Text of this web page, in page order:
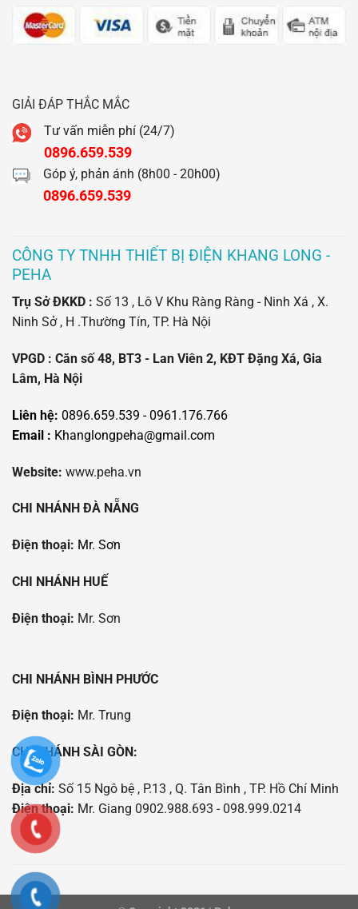
GIẢI ĐÁP THẮC MẮC
Tư vấn miễn phí (24/7)
0896.659.539
Góp ý, phản ánh (8h00 - 20h00)
0896.659.539
CÔNG TY TNHH THIẾT BỊ ĐIỆN KHANG LONG -
PEHA
Trụ Sở ĐKKD : Số 13 , Lô V Khu Ràng Ràng - Ninh Xá , X.
Ninh Sở , H .Thường Tín, TP. Hà Nội
VPGD : Căn số 48, BT3 - Lan Viên 2, KĐT Đặng Xá, Gia
Lâm, Hà Nội
Liên hệ: 0896.659.539 - 0961.176.766
Email : Khanglongpeha@gmail.com
Website: www.peha.vn
CHI NHÁNH ĐÀ NẴNG
Điện thoại: Mr. Sơn
CHI NHÁNH HUẾ
Điện thoại: Mr. Sơn
CHI NHÁNH BÌNH PHƯỚC
Điện thoại: Mr. Trung
CHI NHÁNH SÀI GÒN:
Địa chỉ: Số 15 Ngô bệ , P.13 , Q. Tân Bình , TP. Hồ Chí Minh
Điện thoại: Mr. Giang 0902.988.693 - 098.999.0214